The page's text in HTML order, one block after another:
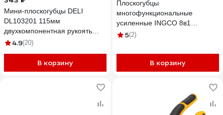
Мини-плоскогубцы DELI
DL103201 115мм
двухкомпонентная рукоять
147009
4.9(20)
В корзину
Плоскогубцы
многофункциональные
усиленные INGCO 8в1
HMFCP28200
5(2)
В корзину